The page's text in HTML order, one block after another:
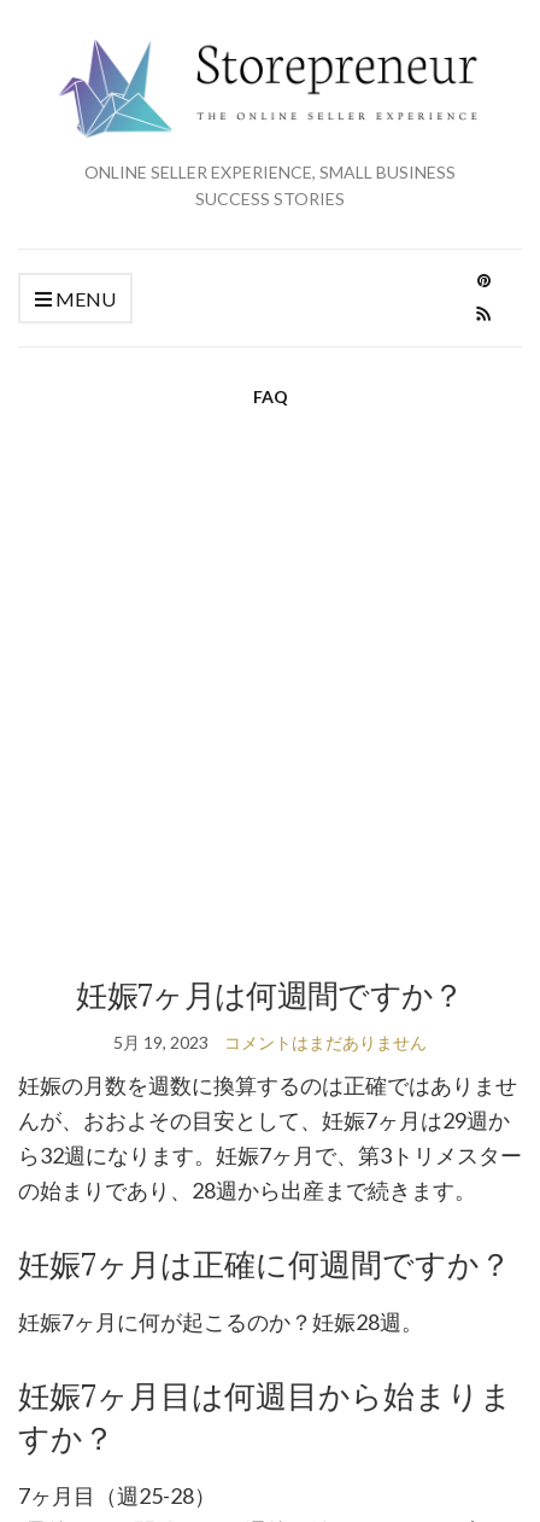
ONLINE SELLER EXPERIENCE, SMALL BUSINESS
SUCCESS STORIES
MENU
FAQ
妊娠7ヶ月は何週間ですか？
5月 19, 2023 コメントはまだありません
妊娠の月数を週数に換算するのは正確ではありませ
んが、おおよその目安として、妊娠7ヶ月は29週か
ら32週になります。妊娠7ヶ月で、第3トリメスター
の始まりであり、28週から出産まで続きます。
妊娠7ヶ月は正確に何週間ですか？
妊娠7ヶ月に何が起こるのか？妊娠28週。
妊娠7ヶ月目は何週目から始まりま
すか？
7ヶ月目（週25-28）